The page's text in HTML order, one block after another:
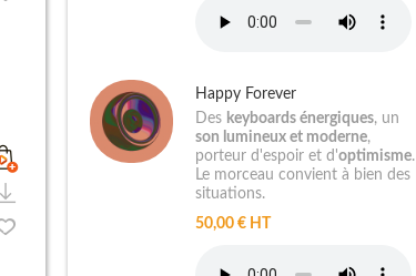
Happy Forever
Des keyboards énergiques, un
son lumineux et moderne,
porteur d'espoir et d'optimisme.
Le morceau convient à bien des
situations.
50,00 € HT